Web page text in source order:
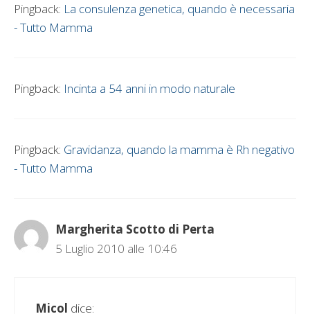
Pingback: La consulenza genetica, quando è necessaria
- Tutto Mamma
Pingback: Incinta a 54 anni in modo naturale
Pingback: Gravidanza, quando la mamma è Rh negativo
- Tutto Mamma
Margherita Scotto di Perta
5 Luglio 2010 alle 10:46
Micol dice: